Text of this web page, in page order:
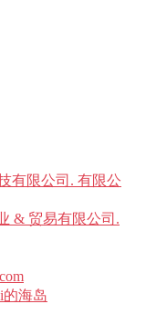
有限公司. 有限公
& 贸易有限公司.
的海岛